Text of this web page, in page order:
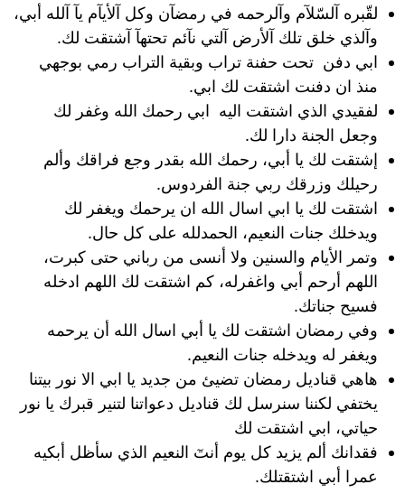
لقّبره آلسّلآم وآلرحمه في رمضآن وكل آلأيآم يآ آلله أبي،
وآلذي خلق تلك آلأرض آلتي نآئم تحتهآ آشتقت لك.
ابي دفن تحت حفنة تراب وبقية التراب رمي بوجهي
منذ ان دفنت اشتقت لك ابي.
لفقيدي الذي اشتقت اليه ابي رحمك الله وغفر لك
وجعل الجنة دارا لك.
إشتقت لك يا أبي، رحمك الله بقدر وجع فراقك وألم
رحيلك وزرقك ربي جنة الفردوس.
اشتقت لك يا ابي اسال الله ان يرحمك ويغفر لك
ويدخلك جنات النعيم، الحمدلله على كل حال.
وتمر الأيام والسنين ولا أنسى من رباني حتى كبرت،
اللهم أرحم أبي واغفرله، كم اشتقت لك اللهم ادخله
فسيح جناتك.
وفي رمضان اشتقت لك يا أبي اسال الله أن يرحمه
ويغفر له ويدخله جنات النعيم.
هاهي قناديل رمضان تضيئ من جديد يا ابي الا نور بيتنا
يختفي لكننا سنرسل لك قناديل دعواتنا لتنير قبرك يا نور
حياتي، ابي اشتقت لك
فقدانك ألم يزيد كل يوم أنتٓ النعيم الذي سأظل أبكيه
عمرا أبي اشتقتلك.